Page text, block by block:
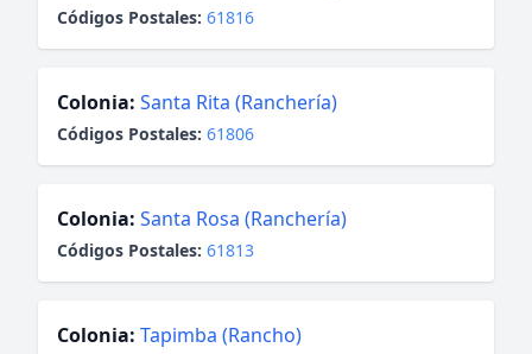
Códigos Postales: 61816
Colonia: Santa Rita (Ranchería)
Códigos Postales: 61806
Colonia: Santa Rosa (Ranchería)
Códigos Postales: 61813
Colonia: Tapimba (Rancho)